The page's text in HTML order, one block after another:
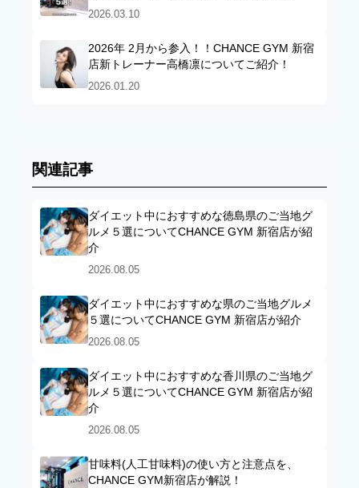
2026.03.10
2026年 2月から参入！！CHANCE GYM 新宿
店新トレーナー高橋凛についてご紹介！
2026.01.20
関連記事
ダイエット中におすすめな徳島県のご当地グ
ルメ５選についてCHANCE GYM 新宿店が紹
介
2026.08.05
ダイエット中におすすめな県のご当地グルメ
５選についてCHANCE GYM 新宿店が紹介
2026.08.05
ダイエット中におすすめな香川県のご当地グ
ルメ５選についてCHANCE GYM 新宿店が紹
介
2026.08.05
甘味料(人工甘味料)の使い方と注意点を、
CHANCE GYM新宿店が解説！